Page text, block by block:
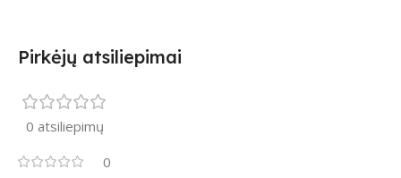
Pirkėjų atsiliepimai
0 atsiliepimų
0